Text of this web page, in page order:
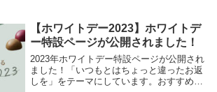
たりなのが、「コントワール・デュ・カカ
オ」のクロッカ...
【ホワイトデー2023】ホワイトデ
ー特設ページが公開されました！
2023年ホワイトデー特設ページが公開され
ました！「いつもとはちょっと違ったお返
しを」をテーマにしています。おすすめチ